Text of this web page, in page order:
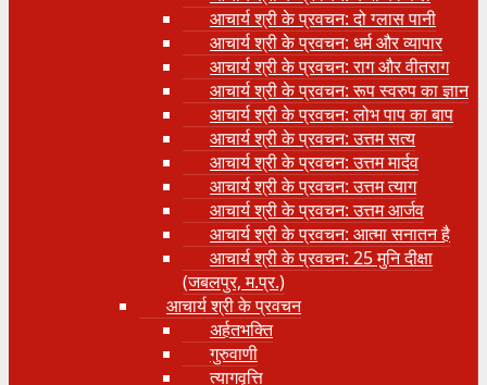
आचार्य श्री के प्रवचन: दो ग्लास पानी
आचार्य श्री के प्रवचन: धर्म और व्यापार
आचार्य श्री के प्रवचन: राग और वीतराग
आचार्य श्री के प्रवचन: रूप स्वरुप का ज्ञान
आचार्य श्री के प्रवचन: लोभ पाप का बाप
आचार्य श्री के प्रवचन: उत्तम सत्य
आचार्य श्री के प्रवचन: उत्तम मार्दव
आचार्य श्री के प्रवचन: उत्तम त्याग
आचार्य श्री के प्रवचन: उत्तम आर्जव
आचार्य श्री के प्रवचन: आत्मा सनातन है
आचार्य श्री के प्रवचन: 25 मुनि दीक्षा
(जबलपुर, म.प्र.)
आचार्य श्री के प्रवचन
अर्हतभक्ति
गुरुवाणी
त्यागवृत्ति